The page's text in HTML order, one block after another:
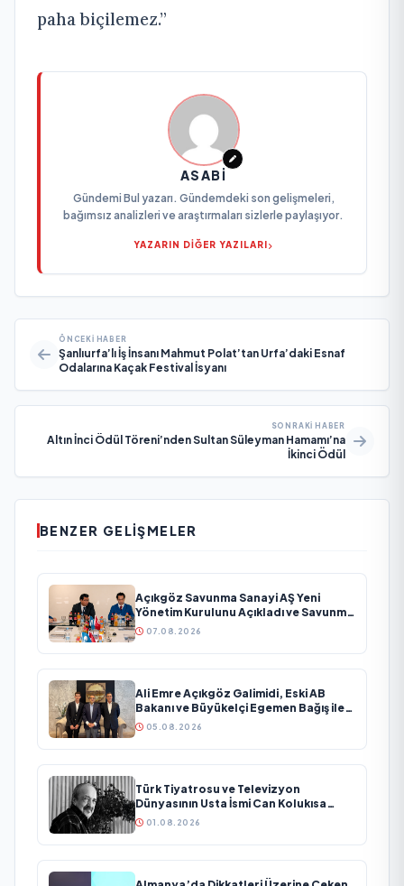
paha biçilemez.”
ASABI
Gündemi Bul yazarı. Gündemdeki son gelişmeleri,
bağımsız analizleri ve araştırmaları sizlerle paylaşıyor.
YAZARIN DİĞER YAZILARI
ÖNCEKI HABER
Şanlıurfa’lı İş İnsanı Mahmut Polat’tan Urfa’daki Esnaf
Odalarına Kaçak Festival İsyanı
SONRAKI HABER
Altın İnci Ödül Töreni’nden Sultan Süleyman Hamamı’na
İkinci Ödül
BENZER GELIŞMELER
Açıkgöz Savunma Sanayi AŞ Yeni
Yönetim Kurulunu Açıkladı ve Savunma
Sanayinde Küresel Vizyon Vurgusu
07.08.2026
Ali Emre Açıkgöz Galimidi, Eski AB
Bakanı ve Büyükelçi Egemen Bağış ile
Bir Araya Geldi
05.08.2026
Türk Tiyatrosu ve Televizyon
Dünyasının Usta İsmi Can Kolukısa
Hayatını Kaybetti
01.08.2026